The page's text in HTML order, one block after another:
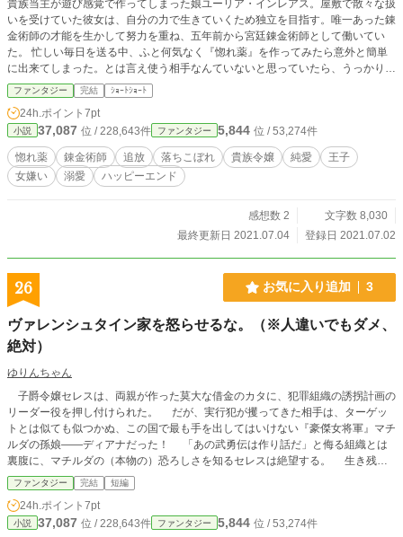
貴族当主が遊び感覚で作ってしまった娘ユーリア・インレアス。屋敷で散々な扱
いを受けていた彼女は、自分の力で生きていくため独立を目指す。唯一あった錬
金術師の才能を生かして努力を重ね、五年前から宮廷錬金術師として働いてい
た。 忙しい毎日を送る中、ふと何気なく『惚れ薬』を作ってみたら意外と簡単
に出来てしまった。とは言え使う相手なんていないと思っていたら、うっかりミ
スである人物が飲んでしまう。 その人物とは女嫌いで有名な第一王子フロア・
ウェスティ殿下だった。 女嫌いな王子様と、ハブられ令嬢の間で恋が生まれ
る？
ファンタジー 完結 ｼｮｰﾄｼｮｰﾄ
24h.ポイント 7pt
小説 37,087 位 / 228,643件 ファンタジー 5,844 位 / 53,274件
惚れ薬 錬金術師 追放 落ちこぼれ 貴族令嬢 純愛
王子
女嫌い
溺愛 ハッピーエンド
感想数 2
文字数 8,030
最終更新日 2021.07.04
登録日 2021.07.02
26 お気に入り追加 3
ヴァレンシュタイン家を怒らせるな。（※人違いでもダメ、
絶対）
ゆりんちゃん
子爵令嬢セレスは、両親が作った莫大な借金のカタに、犯罪組織の誘拐計画の
リーダー役を押し付けられた。 だが、実行犯が攫ってきた相手は、ターゲッ
トとは似ても似つかぬ、この国で最も手を出してはいけない『豪傑女将軍』マチ
ルダの孫娘――ディアナだった！ 「あの武勇伝は作り話だ」と侮る組織とは
裏腹に、マチルダの（本物の）恐ろしさを知るセレスは絶望する。 生き残る
ため、セレスは被害者であるディアナと密約を結び、組織を裏切る決意をするが
――！ 【AI活用に関する注記】 本作品は、本文執筆にGeminiを活用し、最終的
な調整・編集は筆者が行いました。
ファンタジー 完結 短編
24h.ポイント 7pt
小説 37,087 位 / 228,643件 ファンタジー 5,844 位 / 53,274件